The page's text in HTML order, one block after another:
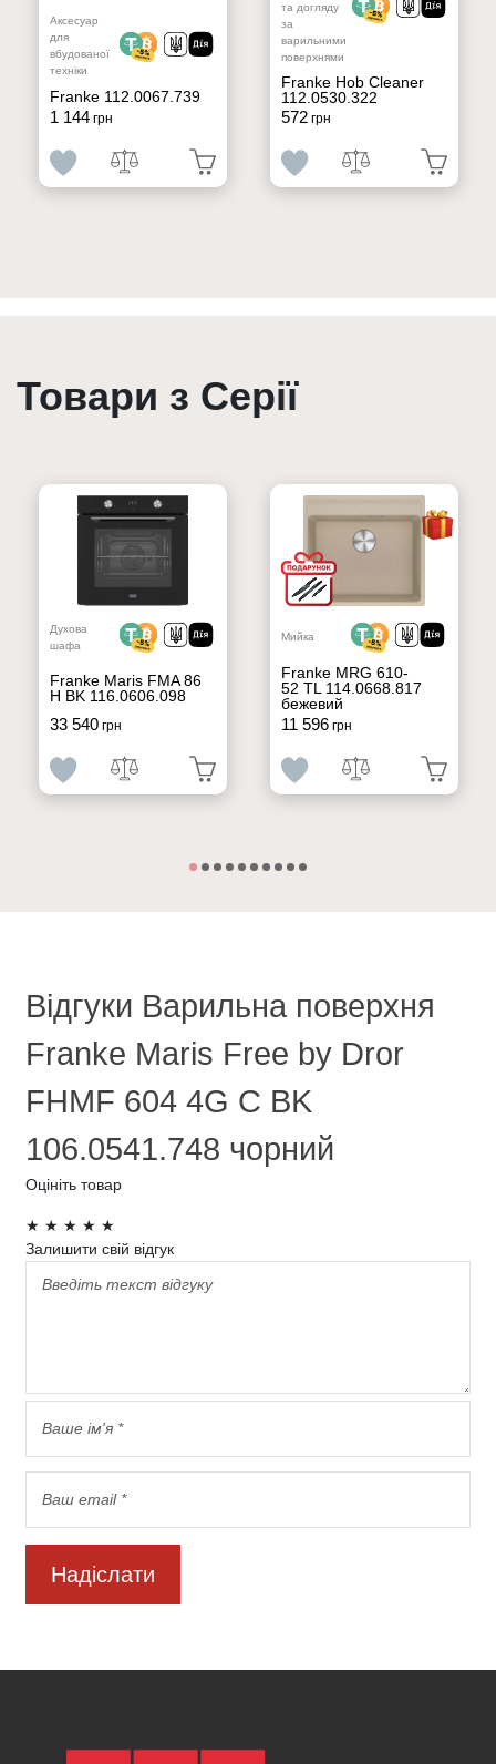
Аксесуар
для
вбудованої
техніки
Franke 112.0067.739
1 144грн
та догляду
за
варильними
поверхнями
Franke Hob Cleaner
112.0530.322
572грн
Товари з Серії
Духова
шафа
Franke Maris FMA 86
H BK 116.0606.098
33 540грн
Мийка
Franke MRG 610-
52 TL 114.0668.817
бежевий
11 596грн
Відгуки Варильна поверхня
Franke Maris Free by Dror
FHMF 604 4G C BK
106.0541.748 чорний
Оцініть товар
★ ★ ★ ★ ★
Залишити свій відгук
Надіслати